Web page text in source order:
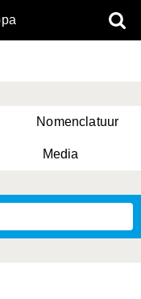
Nomenclatuur
Media